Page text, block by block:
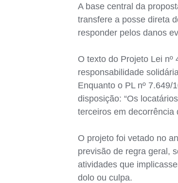
A base central da
transfere a posse direta
responder pelos danos
O texto do Projeto Lei
responsabilidade
Enquanto o PL nº
disposição: “Os
terceiros em decorrência
O projeto foi vetado no
previsão de regra geral,
atividades que
dolo ou culpa.